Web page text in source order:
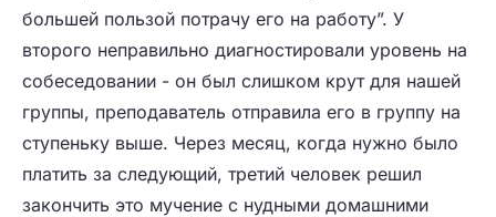
большей пользой потрачу его на работу”. У
второго неправильно диагностировали уровень на
собеседовании - он был слишком крут для нашей
группы, преподаватель отправила его в группу на
ступеньку выше. Через месяц, когда нужно было
платить за следующий, третий человек решил
закончить это мучение с нудными домашними